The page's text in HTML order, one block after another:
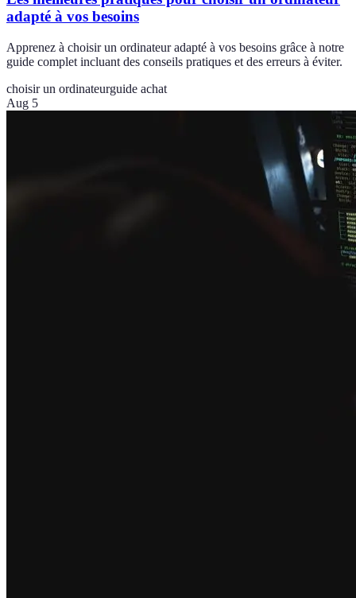
adapté à vos besoins
Apprenez à choisir un ordinateur adapté à vos besoins grâce à notre
guide complet incluant des conseils pratiques et des erreurs à éviter.
choisir un ordinateurguide achat
Aug 5